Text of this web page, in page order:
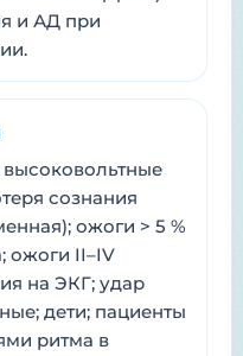
и АД при
сознания
ожоги > 5 %
ожоги II–IV
на ЭКГ; удар
дети; пациенты
ритма в